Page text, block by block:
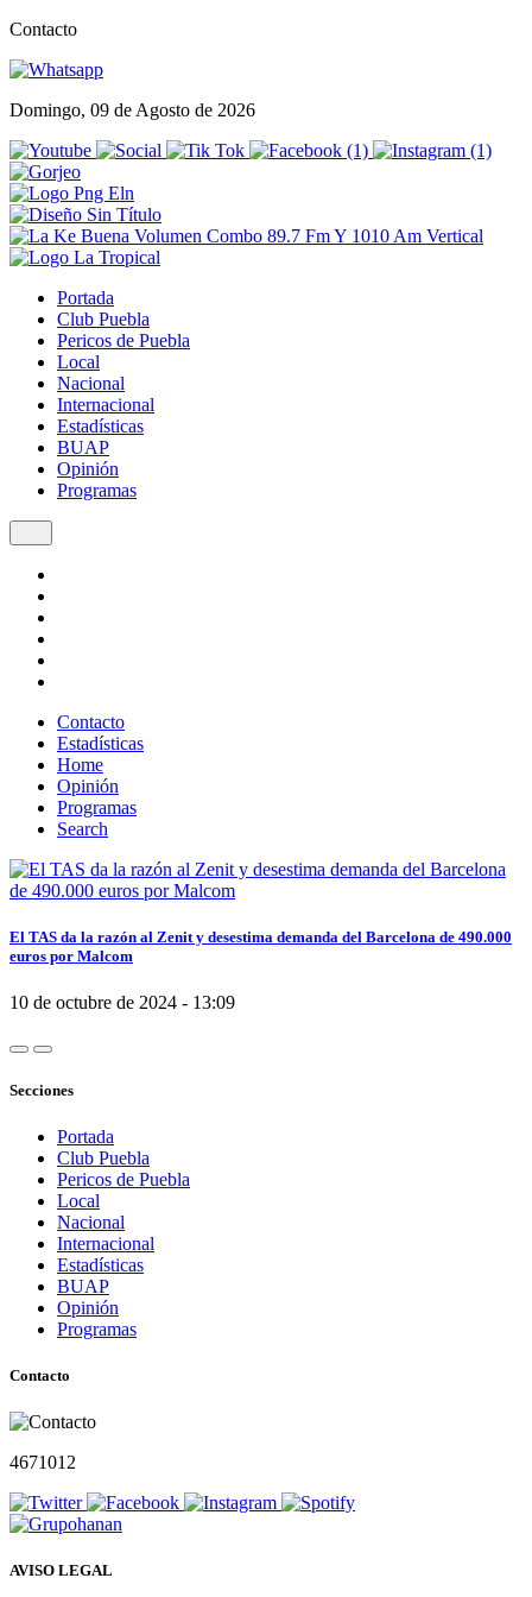
Contacto
Domingo, 09 de Agosto de 2026
Portada
Club Puebla
Pericos de Puebla
Local
Nacional
Internacional
Estadísticas
BUAP
Opinión
Programas
Contacto
Estadísticas
Home
Opinión
Programas
Search
El TAS da la razón al Zenit y desestima demanda del Barcelona de 490.000
euros por Malcom
10 de octubre de 2024 - 13:09
Secciones
Portada
Club Puebla
Pericos de Puebla
Local
Nacional
Internacional
Estadísticas
BUAP
Opinión
Programas
Contacto
4671012
AVISO LEGAL